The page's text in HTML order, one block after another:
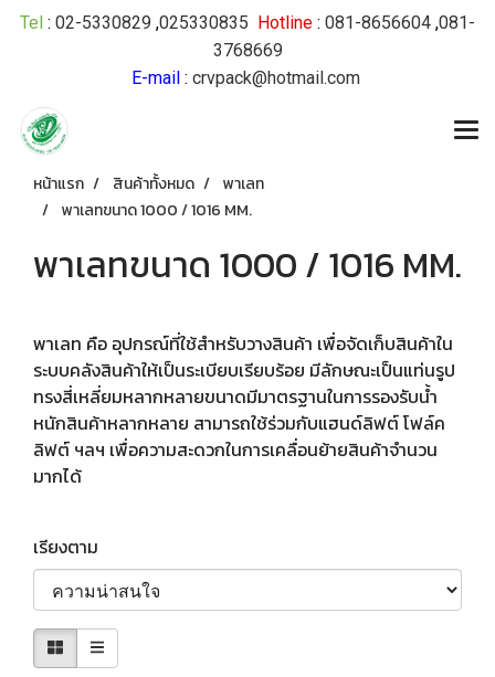
Tel : 02-5330829 ,025330835 Hotline : 081-8656604 ,081-
3768669
E-mail: crvpack@hotmail.com
หน้าแรก สินค้าทั้งหมด
พาเลท
พาเลทขนาด 1000 / 1016 MM.
พาเลทขนาด 1000 / 1016 MM.
พาเลท คือ อุปกรณ์ที่ใช้สำหรับวางสินค้า เพื่อจัดเก็บสินค้าใน
ระบบคลังสินค้าให้เป็นระเบียบเรียบร้อย มีลักษณะเป็นแท่นรูป
ทรงสี่เหลี่ยมหลากหลายขนาดมีมาตรฐานในการรองรับน้ำ
หนักสินค้าหลากหลาย สามารถใช้ร่วมกับแฮนด์ลิฟต์ โฟล์ค
ลิฟต์ ฯลฯ เพื่อความสะดวกในการเคลื่อนย้ายสินค้าจำนวน
มากได้
เรียงตาม